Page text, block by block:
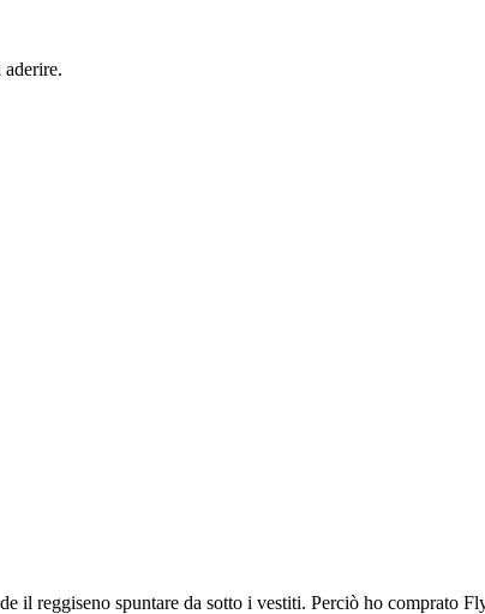
il reggiseno spuntare da sotto i vestiti. Perciò ho comprato